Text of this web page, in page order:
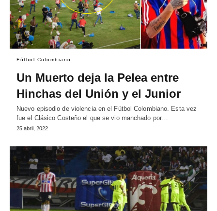
Fútbol Colombiano
Un Muerto deja la Pelea entre
Hinchas del Unión y el Junior
Nuevo episodio de violencia en el Fútbol Colombiano. Esta vez
fue el Clásico Costeño el que se vio manchado por…
25 abril, 2022